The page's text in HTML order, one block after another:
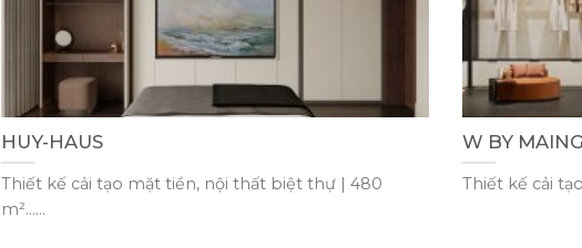
HUY-HAUS
Thiết kế cải tạo mặt tiền, nội thất biệt thự | 480
m²......
W BY
Thiết kế cải